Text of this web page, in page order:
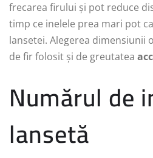
frecarea firului și pot reduce
timp ce inelele prea mari pot
lansetei. Alegerea dimensiunii
de fir folosit și de greutatea
Numărul de
lansetă